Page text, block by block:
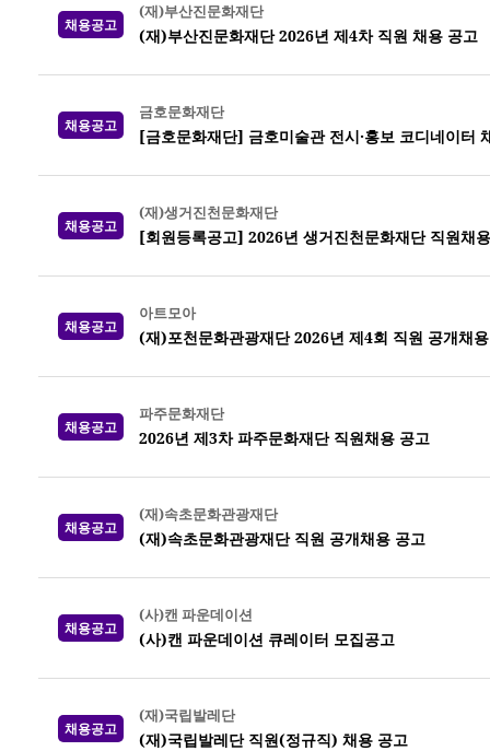
채용공고
(재)부산진문화재단
(재)부산진문화재단 2026년 제4차 직원 채용 공고
채용공고
금호문화재단
[금호문화재단] 금호미술관 전시·홍보 코디네이터
채용공고
(재)생거진천문화재단
[회원등록공고] 2026년 생거진천문화재단 직원채
채용공고
아트모아
(재)포천문화관광재단 2026년 제4회 직원 공개채
채용공고
파주문화재단
2026년 제3차 파주문화재단 직원채용 공고
채용공고
(재)속초문화관광재단
(재)속초문화관광재단 직원 공개채용 공고
채용공고
(사)캔 파운데이션
(사)캔 파운데이션 큐레이터 모집공고
채용공고
(재)국립발레단
(재)국립발레단 직원(정규직) 채용 공고